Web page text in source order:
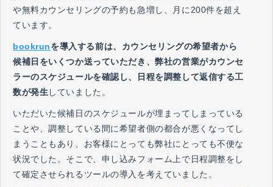
や無料カウンセリングの予約も急増し、月に200件を超え
ています。
bookrunを導入する前は、カウンセリングの希望者から
候補日をいくつか送っていただき、弊社の営業がカウンセ
ラーのスケジュールを確認し、日程を調整して返信する工
数が発生 していました。
いただいた候補日のスケジュールが埋まってしまっている
ことや、調整している間に希望者側の都合が悪くなってし
まうこともあり、お客様にとっても弊社にとっても不便な
状況でした。そこで、申し込みフォーム上で日程調整をし
て確定させられるツールの導入を考えていました。